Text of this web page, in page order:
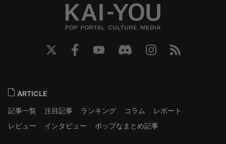
ARTICLE
記事一覧
注目記事 ランキング コラム
レポート
レビュー
インタビュー ポップなまとめ記事